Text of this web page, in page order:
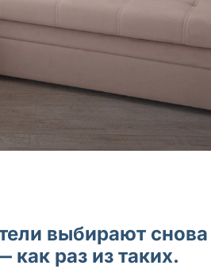
выбирают снова
раз из таких.